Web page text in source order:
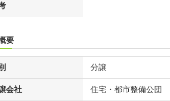
要
分譲
会社 住宅・都市整備公団